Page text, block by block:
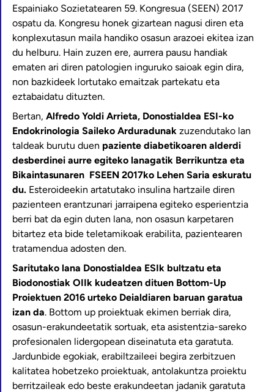
Espainiako Sozietatearen 59. Kongresua (SEEN) 2017
ospatu da. Kongresu honek gizartean nagusi diren eta
konplexutasun maila handiko osasun arazoei ekitea izan
du helburu. Hain zuzen ere, aurrera pausu handiak
ematen ari diren patologien inguruko saioak egin dira,
non bazkideek lortutako emaitzak partekatu eta
eztabaidatu dituzten.
Bertan, Alfredo Yoldi Arrieta, Donostialdea ESI-ko
Endokrinologia Saileko Arduradunak zuzendutako lan
taldeak burutu duen paziente diabetikoaren alderdi
desberdinei aurre egiteko lanagatik Berrikuntza eta
Bikaintasunaren FSEEN 2017ko Lehen Saria eskuratu
du. Esteroideekin artatutako insulina hartzaile diren
pazienteen erantzunari jarraipena egiteko esperientzia
berri bat da egin duten lana, non osasun karpetaren
bitartez eta bide teletamikoak erabilita, pazientearen
tratamendua adosten den.
Saritutako lana Donostialdea ESIk bultzatu eta
Biodonostiak OIIk kudeatzen dituen Bottom-Up
Proiektuen 2016 urteko Deialdiaren baruan garatua
izan da. Bottom up proiektuak ekimen berriak dira,
osasun-erakundeetatik sortuak, eta asistentzia-sareko
profesionalen lidergopean diseinatuta eta garatuta.
Jardunbide egokiak, erabiltzaileei begira zerbitzuen
kalitatea hobetzeko proiektuak, antolakuntza proiektu
berritzaileak edo beste erakundeetan jadanik garatuta